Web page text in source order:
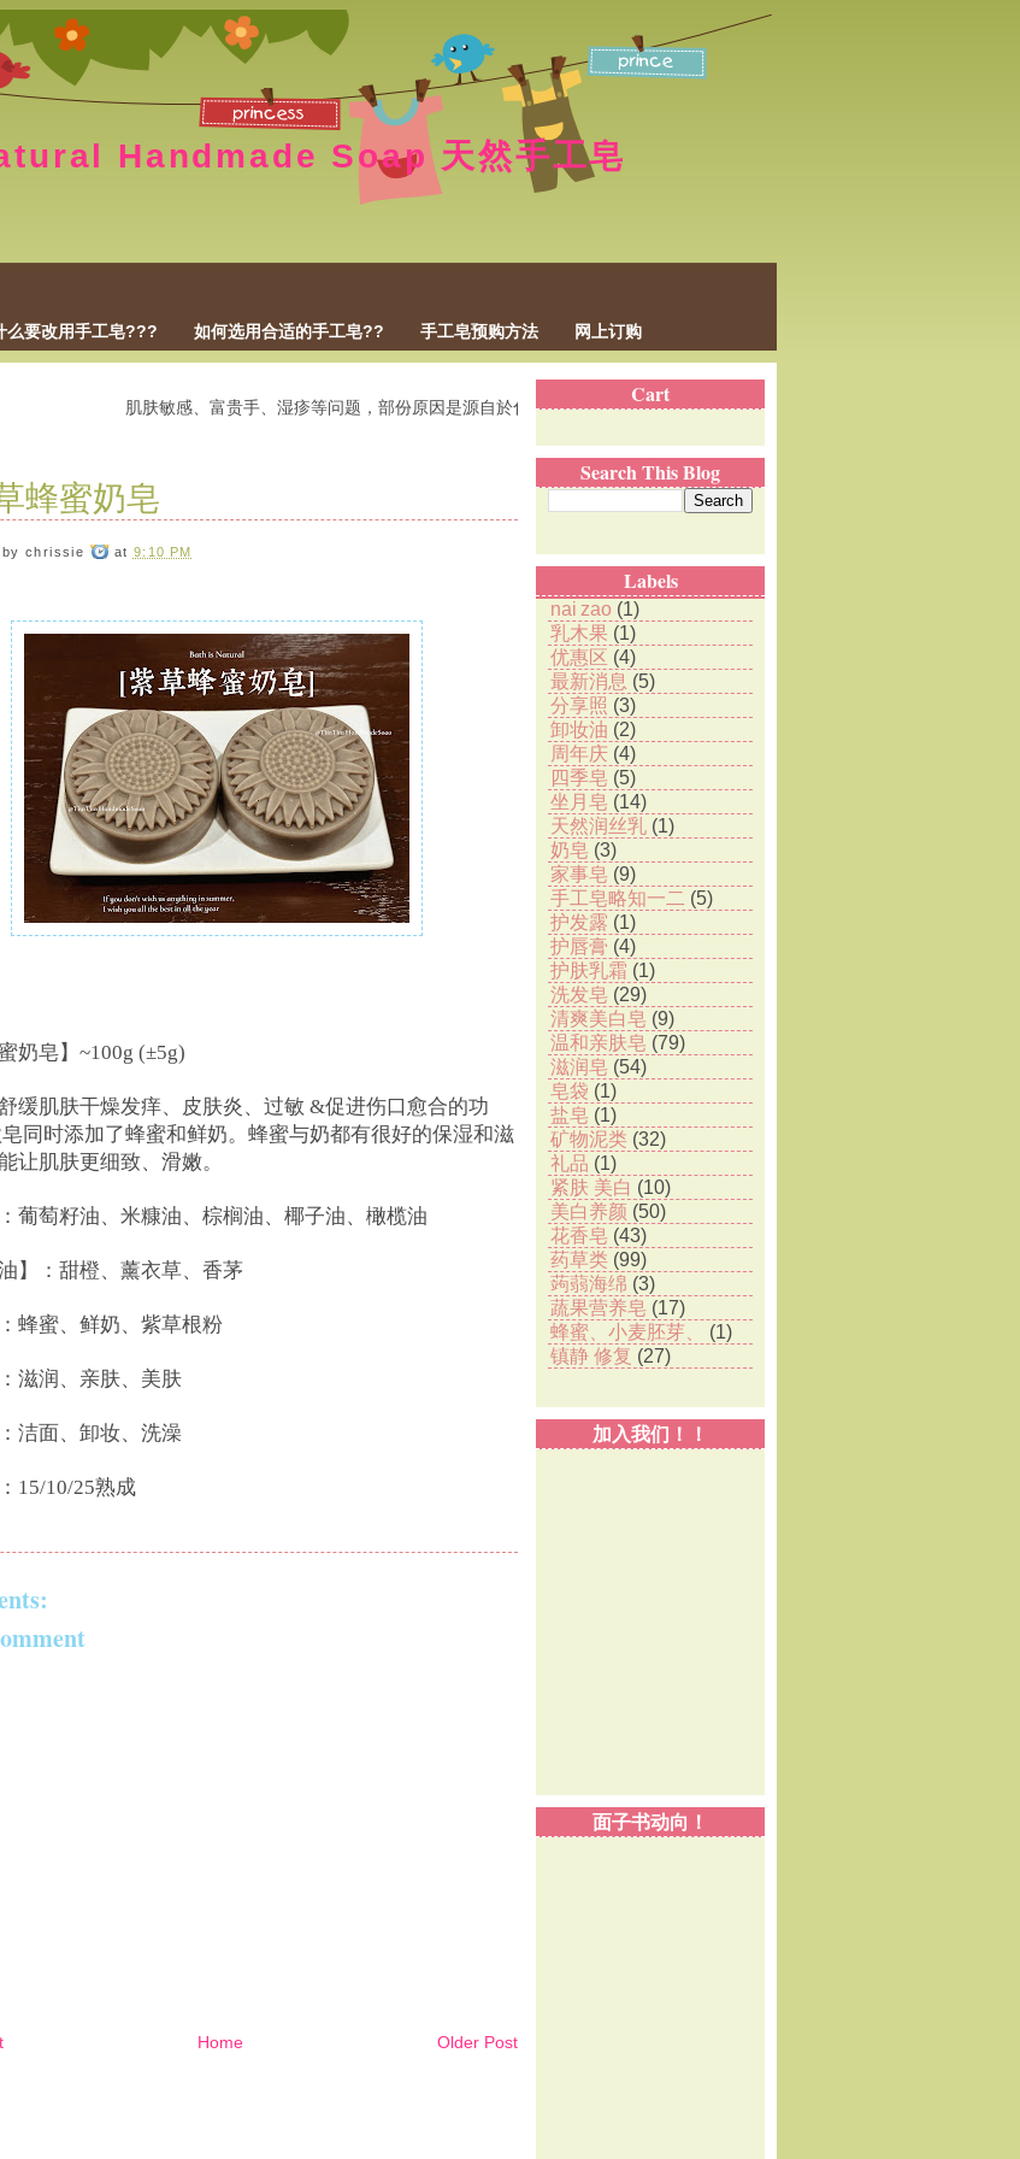
Handmade Soap 天然手工皂
么要改用手工皂??? 如何选用合适的手工皂?? 手工皂预购方法 网上订购
肌肤敏感、富贵手、湿疹等问题，部份原因是源自於化学和药物的残留物和副作用，结果导致肌肤的免疫力降低，毛孔阻塞
蜂蜜奶皂
bychrissie at 9:10 PM
奶皂】~100g (±5g)
缓肌肤干燥发痒、皮肤炎、过敏 &促进伤口愈合的功
同时添加了蜂蜜和鲜奶。蜂蜜与奶都有很好的保湿和滋
让肌肤更细致、滑嫩。
：葡萄籽油、米糠油、棕榈油、椰子油、橄榄油
油】：甜橙、薰衣草、香茅
：蜂蜜、鲜奶、紫草根粉
：滋润、亲肤、美肤
：洁面、卸妆、洗澡
15/10/25熟成
Older Post
Home
Cart
Search This Blog
Labels
nai zao (1)
乳木果 (1)
优惠区 (4)
最新消息 (5)
分享照 (3)
卸妆油 (2)
周年庆 (4)
四季皂 (5)
坐月皂 (14)
天然润丝乳 (1)
奶皂 (3)
家事皂 (9)
手工皂略知一二 (5)
护发露 (1)
护唇膏 (4)
护肤乳霜 (1)
洗发皂 (29)
清爽美白皂 (9)
温和亲肤皂 (79)
滋润皂 (54)
皂袋 (1)
盐皂 (1)
矿物泥类 (32)
礼品 (1)
紧肤 美白 (10)
美白养颜 (50)
花香皂 (43)
药草类 (99)
蒟蒻海绵 (3)
蔬果营养皂 (17)
蜂蜜、小麦胚芽、 (1)
镇静 修复 (27)
加入我们！！
面子书动向！